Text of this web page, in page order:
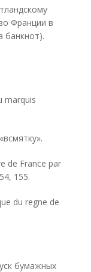
Франции в
банкнот).
marquis
de France par
155.
du regne de
бумажных